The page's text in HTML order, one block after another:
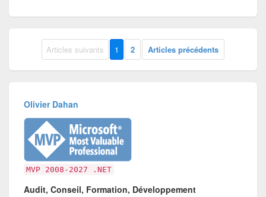
Articles suivants 1 2 Articles précédents
Olivier Dahan
MVP 2008-2027 .NET
Audit, Conseil, Formation, Développement